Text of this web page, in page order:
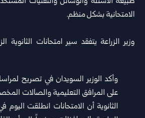
الامتحانية بشكل منظم‎.‎
وأكد الوزير السويدان في تصريح
‏على المرافق التعليمية والصالات
‌‏الثانوية أن الامتحانات انطلقت اليوم